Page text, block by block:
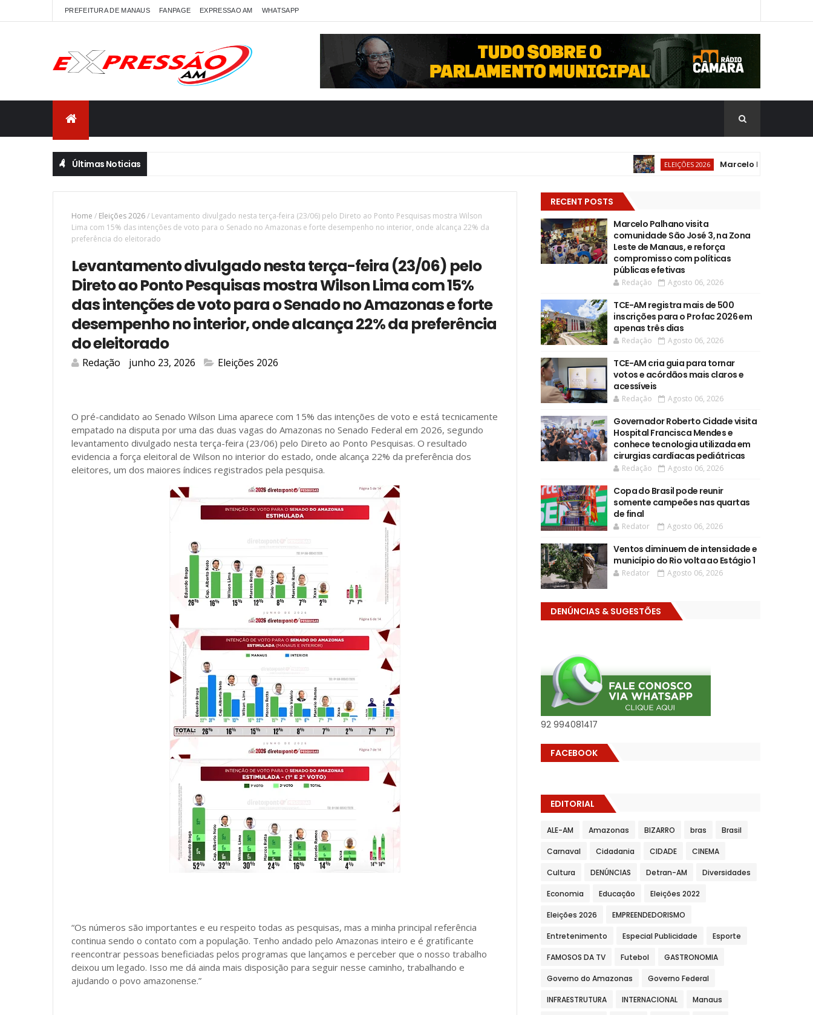
PREFEITURA DE MANAUS FANPAGE EXPRESSAO AM WHATSAPP
Últimas Noticias ELEIÇÕES 2026 Marcelo Palhano visita
Home / Eleições 2026/ Levantamento divulgado nesta terça-feira (23/06) pelo Direto ao Ponto Pesquisas mostra Wilson
Lima com 15% das intenções de voto para o Senado no Amazonas e forte desempenho no interior, onde alcança 22% da
preferência do eleitorado
Levantamento divulgado nesta terça-feira (23/06) pelo
Direto ao Ponto Pesquisas mostra Wilson Lima com 15%
das intenções de voto para o Senado no Amazonas e forte
desempenho no interior, onde alcança 22% da preferência
do eleitorado
Redação junho 23, 2026 Eleições 2026
O pré-candidato ao Senado Wilson Lima aparece com 15% das intenções de voto e está tecnicamente
empatado na disputa por uma das duas vagas do Amazonas no Senado Federal em 2026, segundo
levantamento divulgado nesta terça-feira (23/06) pelo Direto ao Ponto Pesquisas. O resultado
evidencia a força eleitoral de Wilson no interior do estado, onde alcança 22% da preferência dos
eleitores, um dos maiores índices registrados pela pesquisa.
“Os números são importantes e eu respeito todas as pesquisas, mas a minha principal referência
continua sendo o contato com a população. Tenho andado pelo Amazonas inteiro e é gratificante
reencontrar pessoas beneficiadas pelos programas que lançamos e perceber que o nosso trabalho
deixou um legado. Isso me dá ainda mais disposição para seguir nesse caminho, trabalhando e
ajudando o povo amazonense.”
RECENT POSTS
Marcelo Palhano visita
comunidade São José 3, na Zona
Leste de Manaus, e reforça
compromisso com políticas
públicas efetivas
Redação Agosto 06, 2026
TCE-AM registra mais de 500
inscrições para o Profac 2026 em
apenas três dias
Redação Agosto 06, 2026
TCE-AM cria guia para tornar
votos e acórdãos mais claros e
acessíveis
Redação Agosto 06, 2026
Governador Roberto Cidade visita
Hospital Francisca Mendes e
conhece tecnologia utilizada em
cirurgias cardíacas pediátricas
Redação Agosto 06, 2026
Copa do Brasil pode reunir
somente campeões nas quartas
de final
Redator Agosto 06, 2026
Ventos diminuem de intensidade e
município do Rio volta ao Estágio 1
Redator Agosto 06, 2026
DENÚNCIAS & SUGESTÕES
92 994081417
FACEBOOK
EDITORIAL
ALE-AM Amazonas BIZARRO bras Brasil
Carnaval Cidadania CIDADE CINEMA
Cultura DENÚNCIAS Detran-AM Diversidades
Economia Educação Eleições 2022
Eleições 2026 EMPREENDEDORISMO
Entretenimento Especial Publicidade Esporte
FAMOSOS DA TV Futebol GASTRONOMIA
Governo do Amazonas Governo Federal
INFRAESTRUTURA INTERNACIONAL Manaus